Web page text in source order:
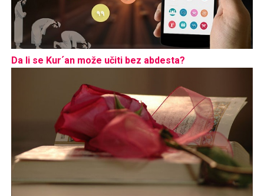
Da li se Kur´an može učiti bez abdesta?